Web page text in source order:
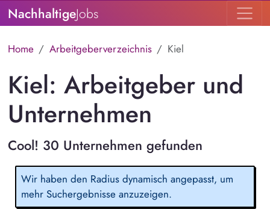
NachhaltigeJobs
Home Arbeitgeberverzeichnis Kiel
Kiel: Arbeitgeber und
Unternehmen
Cool! 30 Unternehmen gefunden
Wir haben den Radius dynamisch angepasst, um
mehr Suchergebnisse anzuzeigen.